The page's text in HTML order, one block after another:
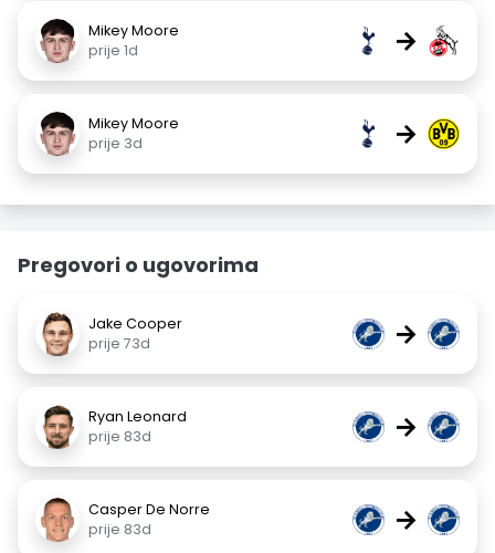
Mikey Moore
prije 1d
→
Mikey Moore
prije 3d
→
Pregovori o ugovorima
Jake Cooper
prije 73d
→
Ryan Leonard
prije 83d
→
Casper De Norre
prije 83d
→